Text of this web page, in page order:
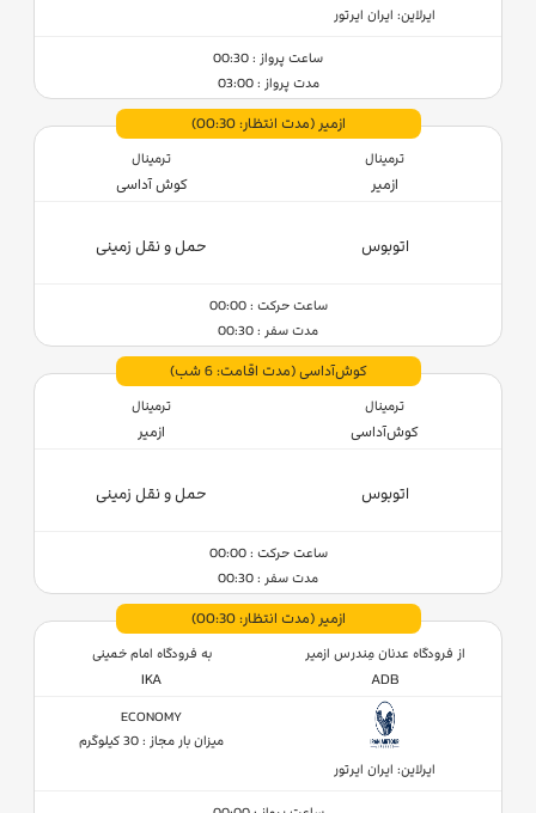
ایرلاین: ایران ایرتور
ساعت پرواز : 00:30
مدت پرواز : 03:00
ازمیر(مدت انتظار: 00:30)
ترمینال
ازمیر
ترمینال
کوش آداسی
اتوبوس حمل و نقل زمینی
ساعت حرکت : 00:00
مدت سفر : 00:30
کوش‌آداسی(مدت اقامت: 6 شب)
ترمینال
کوش‌آداسی
ترمینال
ازمیر
اتوبوس حمل و نقل زمینی
ساعت حرکت : 00:00
مدت سفر : 00:30
ازمیر(مدت انتظار: 00:30)
از فرودگاه عدنان مِندرس ازمیر
ADB
به فرودگاه امام خمینی
IKA
ایرلاین: ایران ایرتور
ECONOMY
میزان بار مجاز : 30 کیلوگرم